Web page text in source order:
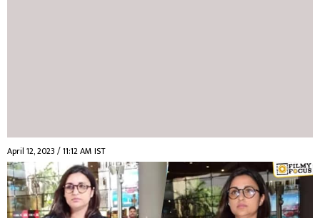
April 12, 2023 / 11:12 AM IST